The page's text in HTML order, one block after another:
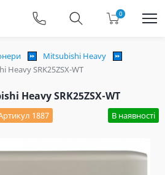
0
Mitsubishi Heavy
Heavy SRK25ZSX-WT
Heavy SRK25ZSX-WT
1887 В наявності